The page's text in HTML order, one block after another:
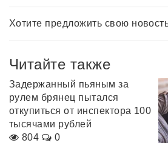
Хотите предложить свою
Читайте также
Задержанный пьяным за
рулем брянец пытался
откупиться от инспектора 100
тысячами рублей
804
0